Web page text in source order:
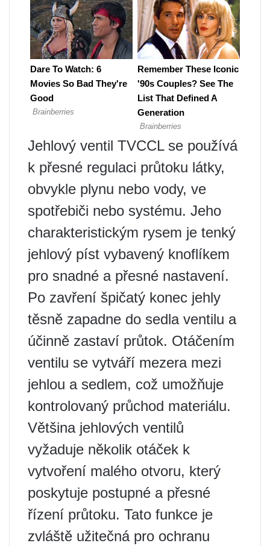
Jehlový ventil TVCCL se používá
k přesné regulaci průtoku látky,
obvykle plynu nebo vody, ve
spotřebiči nebo systému. Jeho
charakteristickým rysem je tenký
jehlový píst vybavený knoflíkem
pro snadné a přesné nastavení.
Po zavření špičatý konec jehly
těsně zapadne do sedla ventilu a
účinně zastaví průtok. Otáčením
ventilu se vytváří mezera mezi
jehlou a sedlem, což umožňuje
kontrolovaný průchod materiálu.
Většina jehlových ventilů
vyžaduje několik otáček k
vytvoření malého otvoru, který
poskytuje postupné a přesné
řízení průtoku. Tato funkce je
zvláště užitečná pro ochranu